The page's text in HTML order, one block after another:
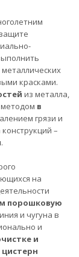
красками.
из металла,
методом в
грязи и
–
.
на
порошковую
и чугуна в
и
и
цистерн